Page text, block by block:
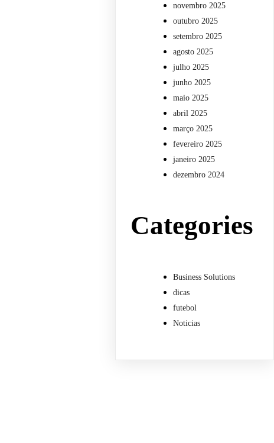
novembro 2025
outubro 2025
setembro 2025
agosto 2025
julho 2025
junho 2025
maio 2025
abril 2025
março 2025
fevereiro 2025
janeiro 2025
dezembro 2024
Categories
Business Solutions
dicas
futebol
Noticias